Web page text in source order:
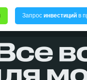
Запрос инвестиций в